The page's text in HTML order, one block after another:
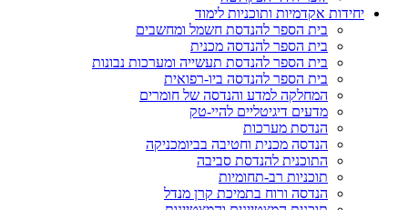
יחידות אקדמיות ותוכניות לימוד
בית הספר להנדסת חשמל ומחשבים
בית הספר להנדסה מכנית
בית הספר להנדסת תעשייה ומערכות נבונות
בית הספר להנדסה ביו-רפואית
המחלקה למדע והנדסה של חומרים
מדעים דיגיטליים להיי-טק
הנדסת מערכות
הנדסה מכנית וחטיבה בביומכניקה
התוכנית להנדסת סביבה
תוכניות רב-תחומיות
הנדסה ורוח בתמיכת קרן מנדל